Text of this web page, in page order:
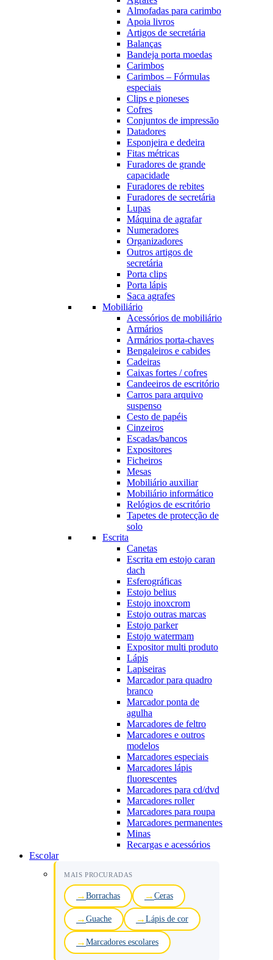
Almofadas para carimbo
Apoia livros
Artigos de secretária
Balanças
Bandeja porta moedas
Carimbos
Carimbos – Fórmulas
especiais
Clips e pioneses
Cofres
Conjuntos de impressão
Datadores
Esponjeira e dedeira
Fitas métricas
Furadores de grande
capacidade
Furadores de rebites
Furadores de secretária
Lupas
Máquina de agrafar
Numeradores
Organizadores
Outros artigos de
secretária
Porta clips
Porta lápis
Saca agrafes
Mobiliário
Acessórios de mobiliário
Armários
Armários porta-chaves
Bengaleiros e cabides
Cadeiras
Caixas fortes / cofres
Candeeiros de escritório
Carros para arquivo
suspenso
Cesto de papéis
Cinzeiros
Escadas/bancos
Expositores
Ficheiros
Mesas
Mobiliário auxiliar
Mobiliário informático
Relógios de escritório
Tapetes de protecção de
solo
Escrita
Canetas
Escrita em estojo caran
dach
Esferográficas
Estojo belius
Estojo inoxcrom
Estojo outras marcas
Estojo parker
Estojo watermam
Expositor multi produto
Lápis
Lapiseiras
Marcador para quadro
branco
Marcador ponta de
agulha
Marcadores de feltro
Marcadores e outros
modelos
Marcadores especiais
Marcadores lápis
fluorescentes
Marcadores para cd/dvd
Marcadores roller
Marcadores para roupa
Marcadores permanentes
Minas
Recargas e acessórios
Escolar
MAIS PROCURADAS
Borrachas Ceras
Guache Lápis de cor
Marcadores escolares